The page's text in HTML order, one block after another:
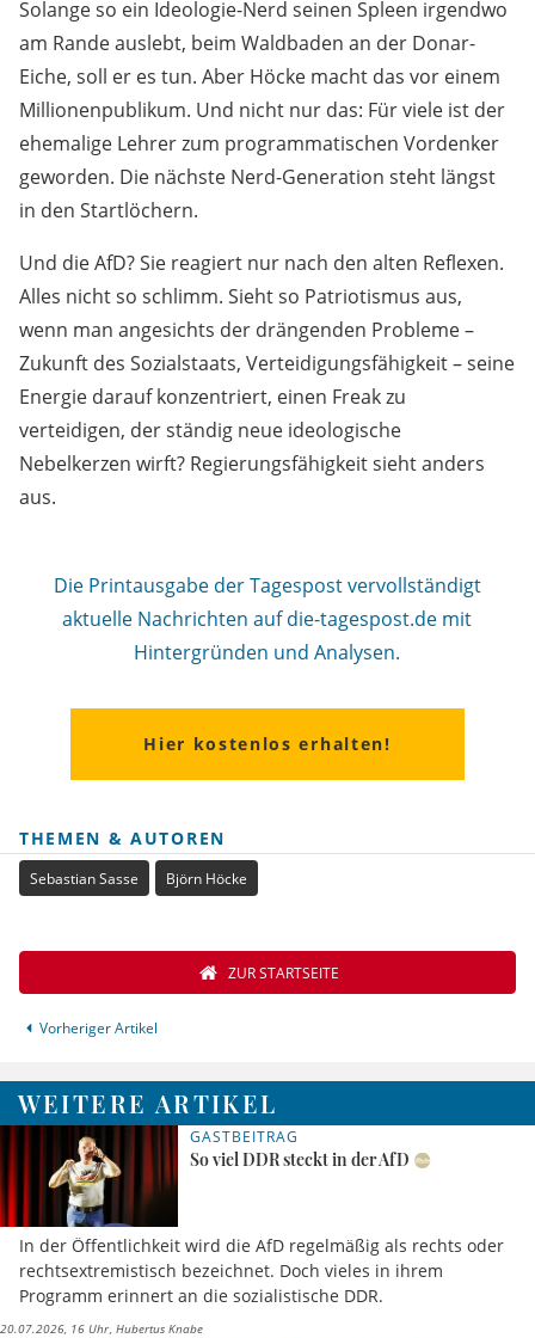
Solange so ein Ideologie-Nerd seinen Spleen irgendwo
am Rande auslebt, beim Waldbaden an der Donar-
Eiche, soll er es tun. Aber Höcke macht das vor einem
Millionenpublikum. Und nicht nur das: Für viele ist der
ehemalige Lehrer zum programmatischen Vordenker
geworden. Die nächste Nerd-Generation steht längst
in den Startlöchern.
Und die AfD? Sie reagiert nur nach den alten Reflexen.
Alles nicht so schlimm. Sieht so Patriotismus aus,
wenn man angesichts der drängenden Probleme –
Zukunft des Sozialstaats, Verteidigungsfähigkeit – seine
Energie darauf konzentriert, einen Freak zu
verteidigen, der ständig neue ideologische
Nebelkerzen wirft? Regierungsfähigkeit sieht anders
aus.
Die Printausgabe der Tagespost vervollständigt
aktuelle Nachrichten auf die-tagespost.de mit
Hintergründen und Analysen.
Hier kostenlos erhalten!
THEMEN & AUTOREN
Sebastian Sasse Björn Höcke
Vorheriger Artikel
ZUR STARTSEITE
WEITERE ARTIKEL
GASTBEITRAG
So viel DDR steckt in der AfD
In der Öffentlichkeit wird die AfD regelmäßig als rechts oder
rechtsextremistisch bezeichnet. Doch vieles in ihrem
Programm erinnert an die sozialistische DDR.
20.07.2026, 16 Uhr Hubertus Knabe